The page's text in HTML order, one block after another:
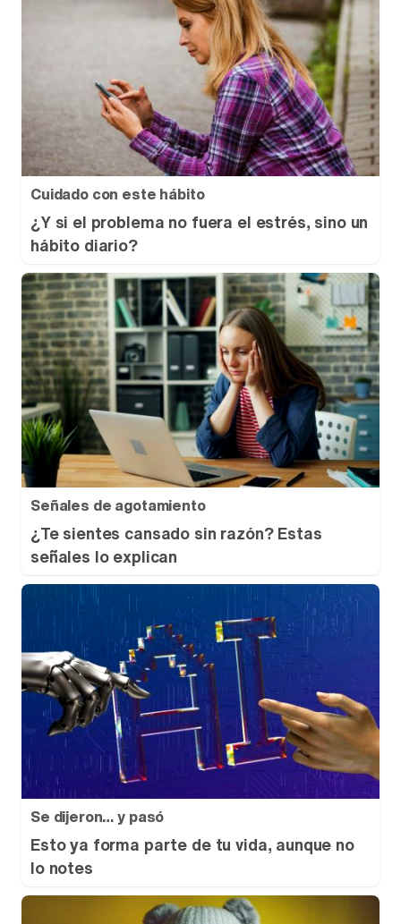
Cuidado con este hábito
¿Y si el problema no fuera el estrés, sino un
hábito diario?
Señales de agotamiento
¿Te sientes cansado sin razón? Estas
señales lo explican
Se dijeron… y pasó
Esto ya forma parte de tu vida, aunque no
lo notes